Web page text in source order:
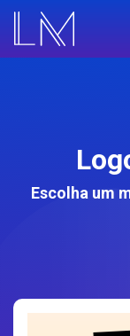
Escolha um